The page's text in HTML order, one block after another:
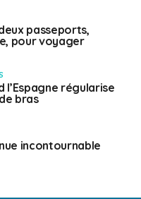
passeports,
pour voyager
l’Espagne régularise
bras
incontournable